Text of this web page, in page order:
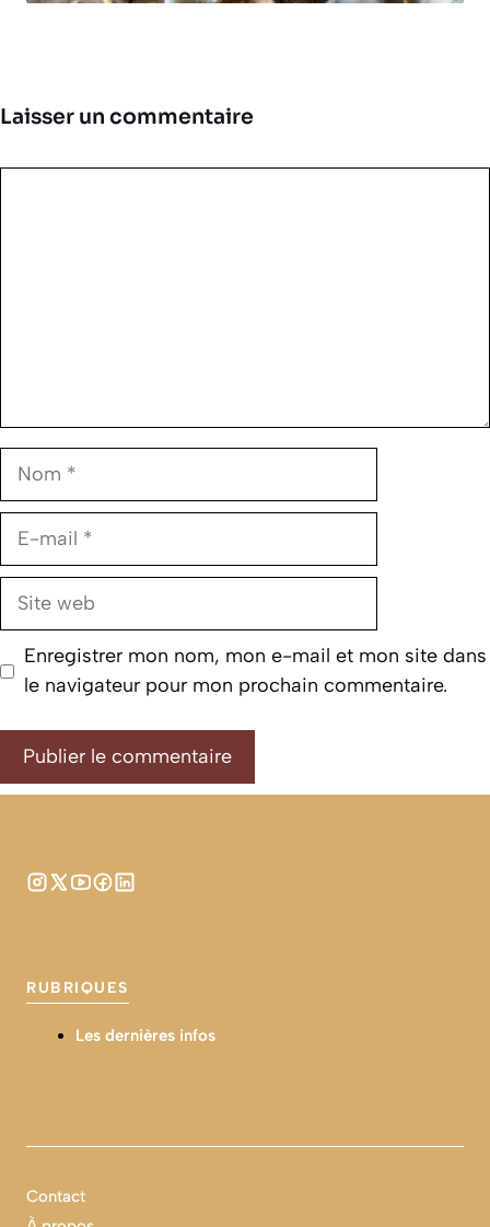
Laisser un commentaire
Nom
E-
Site
Enregistrer mon nom, mon e-mail et mon site dans
le navigateur pour mon prochain commentaire.
RUBRIQUES
Les dernières infos
Contact